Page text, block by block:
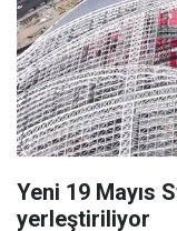
Yeni 19 Mayıs
yerleştiriliyor